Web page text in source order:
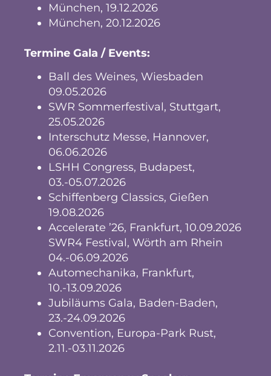
München, 19.12.2026
München, 20.12.2026
Termine Gala / Events:
Ball des Weines, Wiesbaden
09.05.2026
SWR Sommerfestival, Stuttgart,
25.05.2026
Interschutz Messe, Hannover,
06.06.2026
LSHH Congress, Budapest,
03.-05.07.2026
Schiffenberg Classics, Gießen
19.08.2026
Accelerate ’26, Frankfurt, 10.09.2026
SWR4 Festival, Wörth am Rhein
04.-06.09.2026
Automechanika, Frankfurt,
10.-13.09.2026
Jubiläums Gala, Baden-Baden,
23.-24.09.2026
Convention, Europa-Park Rust,
2.11.-03.11.2026